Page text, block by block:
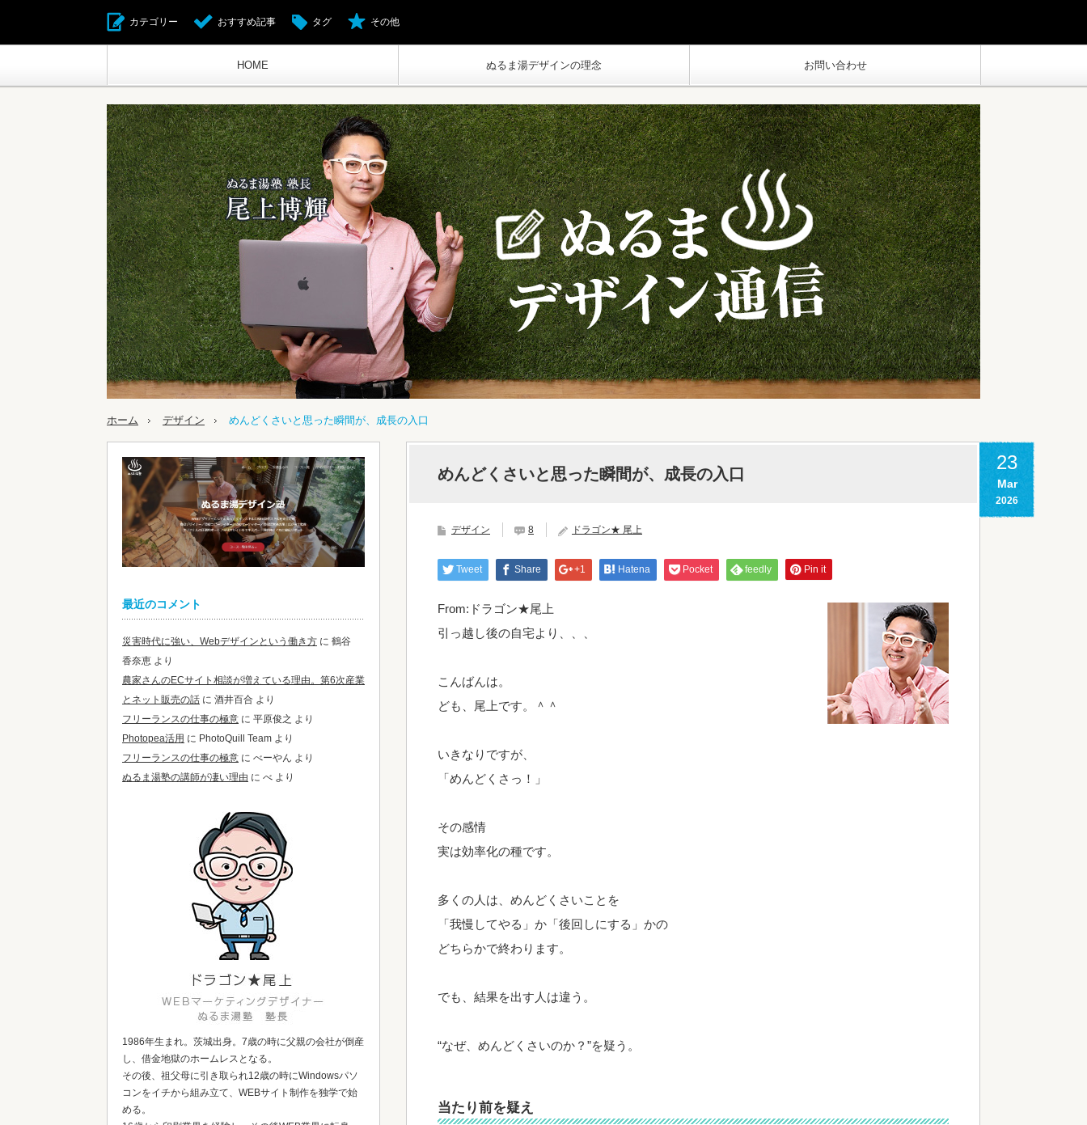
HOME ぬるま湯デザインの理念 お問い合わせ
カテゴリー おすすめ記事 タグ その他
ホーム デザイン めんどくさいと思った瞬間が、成長の入口
23
Mar
2026
めんどくさいと思った瞬間が、成長の入口
デザイン 8 ドラゴン★ 尾上
Tweet Share +1 Hatena Pocket feedly Pin it
From:ドラゴン★尾上
引っ越し後の自宅より、、、
こんばんは。
ども、尾上です。＾＾
いきなりですが、
「めんどくさっ！」
その感情
実は効率化の種です。
多くの人は、めんどくさいことを
「我慢してやる」か「後回しにする」かの
どちらかで終わります。
でも、結果を出す人は違う。
“なぜ、めんどくさいのか？”を疑う。
当たり前を疑え
最近のコメント
災害時代に強い、Webデザインという働き方 に 鶴谷
香奈恵 より
農家さんのECサイト相談が増えている理由。第6次産業
とネット販売の話 に 酒井百合 より
フリーランスの仕事の極意 に 平原俊之 より
Photopea活用 に PhotoQuill Team より
フリーランスの仕事の極意 に べーやん より
ぬるま湯塾の講師が凄い理由 に べ より
1986年生まれ。茨城出身。7歳の時に父親の会社が倒産
し、借金地獄のホームレスとなる。
その後、祖父母に引き取られ12歳の時にWindowsパソ
コンをイチから組み立て、WEBサイト制作を独学で始
める。